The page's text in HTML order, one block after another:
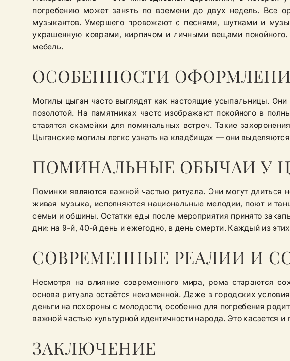
погребению может занять по времени до двух недель. Все
музыкантов. Умершего провожают с песнями, шутками и
украшенную коврами, кирпичом и личными вещами
мебель.
ОСОБЕННОСТИ
Могилы цыган часто выглядят как настоящие усыпальницы.
позолотой. На памятниках часто изображают покойного в
ставятся скамейки для поминальных встреч. Такие
Цыганские могилы легко узнать на кладбищах — они
ПОМИНАЛЬНЫЕ ОБЫЧАИ У
Поминки являются важной частью ритуала. Они могут длиться
живая музыка, исполняются национальные мелодии, поют и
семьи и общины. Остатки еды после мероприятия принято
дни: на 9-й, 40-й день и ежегодно, в день смерти. Каждый из
СОВРЕМЕННЫЕ РЕАЛИИ И
Несмотря на влияние современного мира, рома стараются
основа ритуала остаётся неизменной. Даже в городских
деньги на похороны с молодости, особенно для погребения
важной частью культурной идентичности народа. Это касается
ЗАКЛЮЧЕНИЕ